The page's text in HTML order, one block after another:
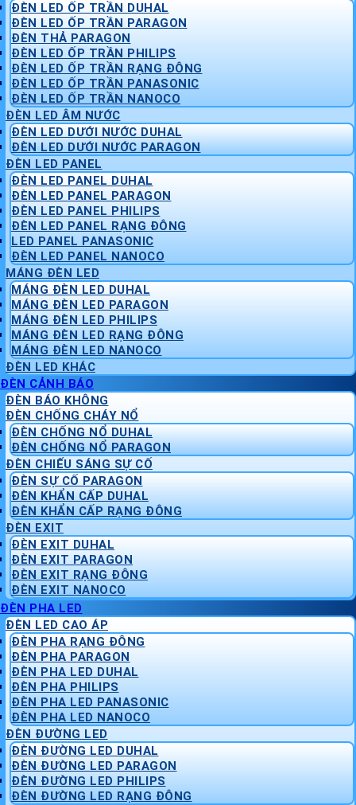
ĐÈN LED ỐP TRẦN DUHAL
ĐÈN LED ỐP TRẦN PARAGON
ĐÈN THẢ PARAGON
ĐÈN LED ỐP TRẦN PHILIPS
ĐÈN LED ỐP TRẦN RẠNG ĐÔNG
ĐÈN LED ỐP TRẦN PANASONIC
ĐÈN LED ỐP TRẦN NANOCO
ĐÈN LED ÂM NƯỚC
ĐÈN LED DƯỚI NƯỚC DUHAL
ĐÈN LED DƯỚI NƯỚC PARAGON
ĐÈN LED PANEL
ĐÈN LED PANEL DUHAL
ĐÈN LED PANEL PARAGON
ĐÈN LED PANEL PHILIPS
ĐÈN LED PANEL RẠNG ĐÔNG
LED PANEL PANASONIC
ĐÈN LED PANEL NANOCO
MÁNG ĐÈN LED
MÁNG ĐÈN LED DUHAL
MÁNG ĐÈN LED PARAGON
MÁNG ĐÈN LED PHILIPS
MÁNG ĐÈN LED RẠNG ĐÔNG
MÁNG ĐÈN LED NANOCO
ĐÈN LED KHÁC
ĐÈN CẢNH BÁO
ĐÈN BÁO KHÔNG
ĐÈN CHỐNG CHÁY NỔ
ĐÈN CHỐNG NỔ DUHAL
ĐÈN CHỐNG NỔ PARAGON
ĐÈN CHIẾU SÁNG SỰ CỐ
ĐÈN SỰ CỐ PARAGON
ĐÈN KHẨN CẤP DUHAL
ĐÈN KHẨN CẤP RẠNG ĐÔNG
ĐÈN EXIT
ĐÈN EXIT DUHAL
ĐÈN EXIT PARAGON
ĐÈN EXIT RẠNG ĐÔNG
ĐÈN EXIT NANOCO
ĐÈN PHA LED
ĐÈN LED CAO ÁP
ĐÈN PHA RẠNG ĐÔNG
ĐÈN PHA PARAGON
ĐÈN PHA LED DUHAL
ĐÈN PHA PHILIPS
ĐÈN PHA LED PANASONIC
ĐÈN PHA LED NANOCO
ĐÈN ĐƯỜNG LED
ĐÈN ĐƯỜNG LED DUHAL
ĐÈN ĐƯỜNG LED PARAGON
ĐÈN ĐƯỜNG LED PHILIPS
ĐÈN ĐƯỜNG LED RẠNG ĐÔNG